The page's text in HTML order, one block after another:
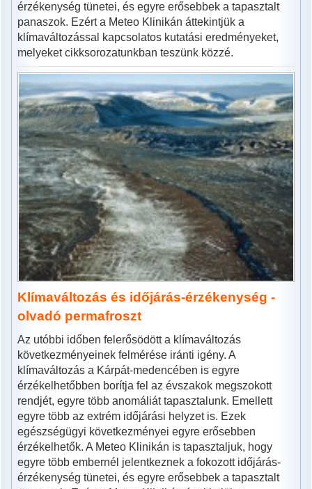
érzékenység tünetei, és egyre erősebbek a tapasztalt
panaszok. Ezért a Meteo Klinikán áttekintjük a
klímaváltozással kapcsolatos kutatási eredményeket,
melyeket cikksorozatunkban teszünk közzé.
Klímaváltozás és időjárás-érzékenység -
olvadó permafroszt
Az utóbbi időben felerősödött a klímaváltozás
következményeinek felmérése iránti igény. A
klímaváltozás a Kárpát-medencében is egyre
érzékelhetőbben borítja fel az évszakok megszokott
rendjét, egyre több anomáliát tapasztalunk. Emellett
egyre több az extrém időjárási helyzet is. Ezek
egészségügyi következményei egyre erősebben
érzékelhetők. A Meteo Klinikán is tapasztaljuk, hogy
egyre több embernél jelentkeznek a fokozott időjárás-
érzékenység tünetei, és egyre erősebbek a tapasztalt